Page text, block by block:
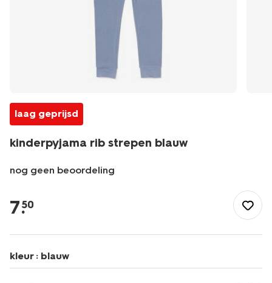
laag geprijsd
kinderpyjama rib strepen blauw
nog geen beoordeling
pyjamas/kinderpyjama-
rib-
blauw-
23001050BLUE.html
7.
50
kleur : blauw